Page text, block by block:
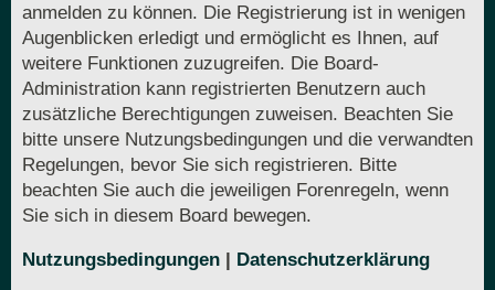
anmelden zu können. Die Registrierung ist in wenigen
Augenblicken erledigt und ermöglicht es Ihnen, auf
weitere Funktionen zuzugreifen. Die Board-
Administration kann registrierten Benutzern auch
zusätzliche Berechtigungen zuweisen. Beachten Sie
bitte unsere Nutzungsbedingungen und die verwandten
Regelungen, bevor Sie sich registrieren. Bitte
beachten Sie auch die jeweiligen Forenregeln, wenn
Sie sich in diesem Board bewegen.
Nutzungsbedingungen | Datenschutzerklärung